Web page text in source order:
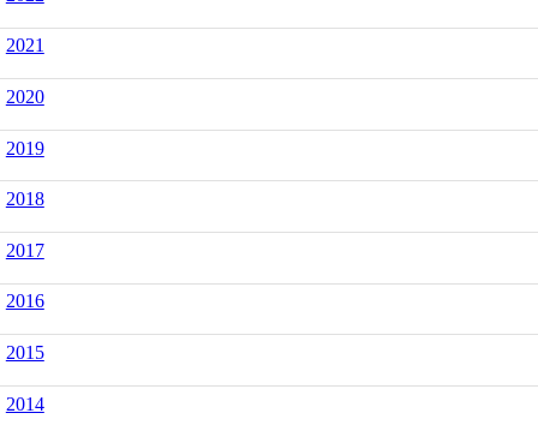
2021
2020
2019
2018
2017
2016
2015
2014